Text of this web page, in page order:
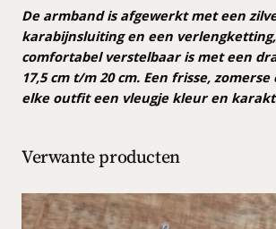
w
a
s
:
,
9
.
lDe armband is afgewerkt met een
karabijnsluiting en een
comfortabel verstelbaar is met een
17,5 cm t/m 20 cm. Een frisse,
elke outfit een vleugje kleur en
Verwante producten